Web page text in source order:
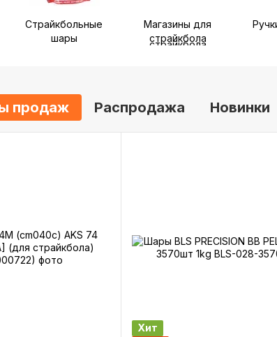
Страйкбольные
шары
Магазины для
страйкбола
продаж Распродажа Новинки
Хит